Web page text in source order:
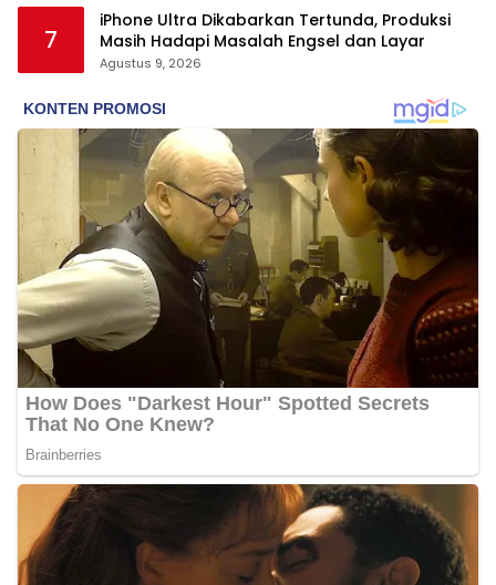
7
iPhone Ultra Dikabarkan Tertunda, Produksi
Masih Hadapi Masalah Engsel dan Layar
Agustus 9, 2026